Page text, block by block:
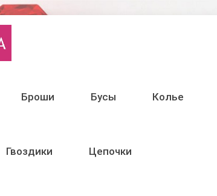
Броши Бусы Колье
Гвоздики Цепочки